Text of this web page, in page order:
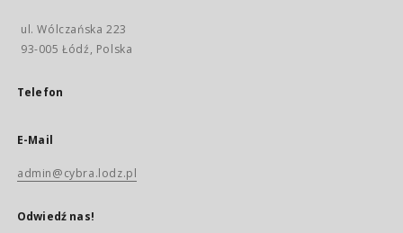
ul. Wólczańska 223
93-005 Łódź, Polska
Telefon
E-Mail
admin@cybra.lodz.pl
Odwiedź nas!